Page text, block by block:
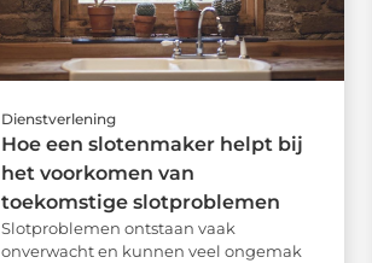
Dienstverlening
Hoe een slotenmaker helpt bij
het voorkomen van
toekomstige slotproblemen
Slotproblemen ontstaan vaak
onverwacht en kunnen veel ongemak